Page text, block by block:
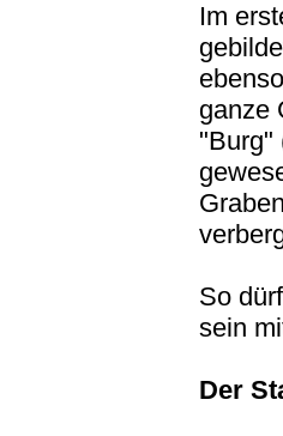
Im
ganze
"Burg"
So
sein
Der